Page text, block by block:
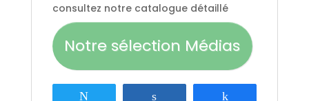
consultez notre catalogue détaillé
Notre sélection Médias